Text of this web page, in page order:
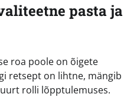
pasta ja
roa poole on õigete
retsept on lihtne, mängib
rolli lõpptulemuses.